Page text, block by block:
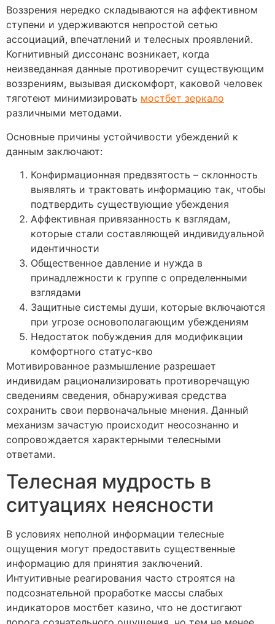
Воззрения нередко складываются на аффективном
ступени и удерживаются непростой сетью
ассоциаций, впечатлений и телесных проявлений.
Когнитивный диссонанс возникает, когда
неизведанная данные противоречит существующим
воззрениям, вызывая дискомфорт, каковой человек
тяготеют минимизировать мостбет зеркало
различными методами.
Основные причины устойчивости убеждений к
данным заключают:
Конфирмационная предвзятость – склонность
выявлять и трактовать информацию так, чтобы
подтвердить существующие убеждения
Аффективная привязанность к взглядам,
которые стали составляющей индивидуальной
идентичности
Общественное давление и нужда в
принадлежности к группе с определенными
взглядами
Защитные системы души, которые включаются
при угрозе основополагающим убеждениям
Недостаток побуждения для модификации
комфортного статус-кво
Мотивированное размышление разрешает
индивидам рационализировать противоречащую
сведениям сведения, обнаруживая средства
сохранить свои первоначальные мнения. Данный
механизм зачастую происходит неосознанно и
сопровождается характерными телесными
ответами.
Телесная мудрость в
ситуациях неясности
В условиях неполной информации телесные
ощущения могут предоставить существенные
информацию для принятия заключений.
Интуитивные реагирования часто строятся на
подсознательной проработке массы слабых
индикаторов мостбет казино, что не достигают